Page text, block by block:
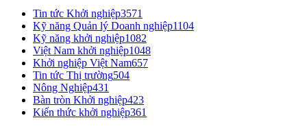
Tin tức Khởi nghiệp3571
Kỹ năng Quản lý Doanh nghiệp1104
Kỹ năng khởi nghiệp1082
Việt Nam khởi nghiệp1048
Khởi nghiệp Việt Nam657
Tin tức Thị trường504
Nông Nghiệp431
Bàn tròn Khởi nghiệp423
Kiến thức khởi nghiệp361